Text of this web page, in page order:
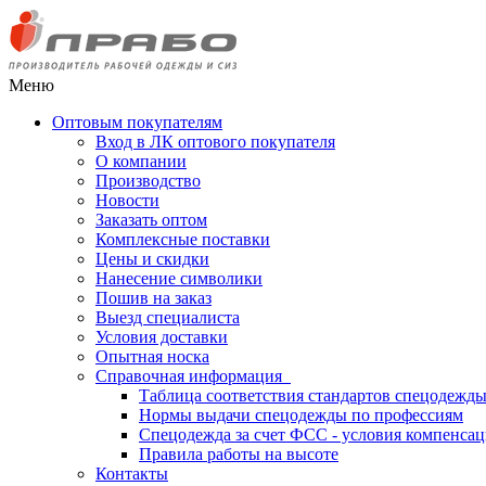
Меню
Оптовым покупателям
Вход в ЛК оптового покупателя
О компании
Производство
Новости
Заказать оптом
Комплексные поставки
Цены и скидки
Нанесение символики
Пошив на заказ
Выезд специалиста
Условия доставки
Опытная носка
Справочная информация
Таблица соответствия стандартов спецодежды
Нормы выдачи спецодежды по профессиям
Спецодежда за счет ФСС - условия
Правила работы на высоте
Контакты